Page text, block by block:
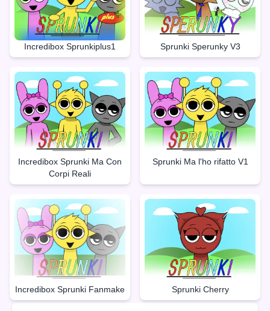
Incredibox Sprunkiplus1 Sprunki Sperunky V3
Incredibox Sprunki Ma Con
Corpi Reali
Sprunki Ma l'ho rifatto V1
Incredibox Sprunki Fanmake Sprunki Cherry